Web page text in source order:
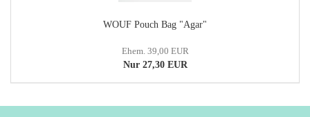
WOUF Pouch Bag "Agar"
Ehem. 39,00 EUR
Nur 27,30 EUR